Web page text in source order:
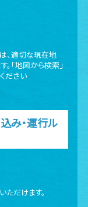
、適切な現在地
「地図から検索」
ださい
み・運行ル
だけます。